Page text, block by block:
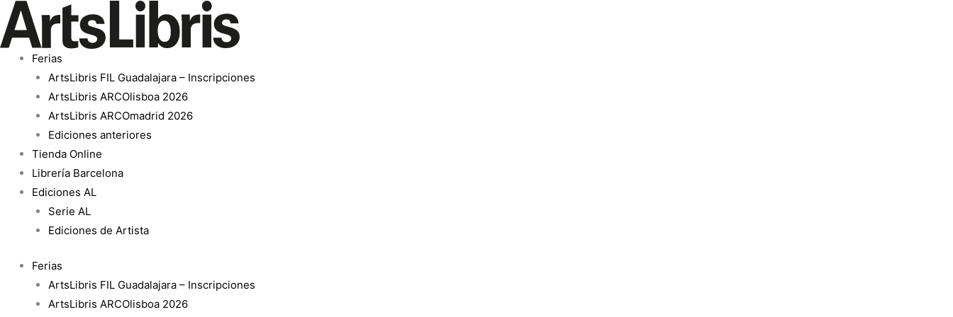
al
contenido
Ferias
ArtsLibris FIL Guadalajara – Inscripciones
ArtsLibris ARCOlisboa 2026
ArtsLibris ARCOmadrid 2026
Ediciones anteriores
Tienda Online
Librería Barcelona
Ediciones AL
Serie AL
Ediciones de Artista
Ferias
ArtsLibris FIL Guadalajara – Inscripciones
ArtsLibris ARCOlisboa 2026